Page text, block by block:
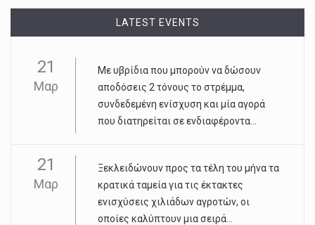
LATEST EVENTS
21
Μαρ
Με υβρίδια που µπορούν να δώσουν
αποδόσεις 2 τόνους το στρέµµα,
συνδεδεµένη ενίσχυση και µία αγορά
που διατηρείται σε ενδιαφέροντα...
21
Μαρ
Ξεκλειδώνουν προς τα τέλη του µήνα τα
κρατικά ταµεία για τις έκτακτες
ενισχύσεις χιλιάδων αγροτών, οι
οποίες καλύπτουν µια σειρά...